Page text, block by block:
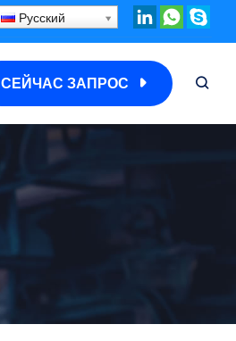
Русский
СЕЙЧАС ЗАПРОС